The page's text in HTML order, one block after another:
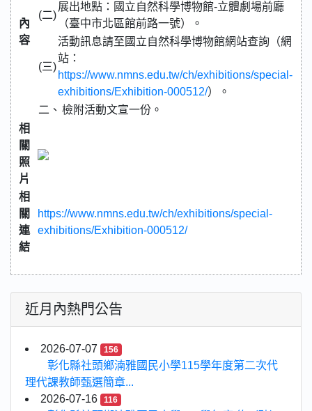
內
容
(二)
展出地點：國立自然科學博物館-立體劇場前廳
（臺中市北區館前路一號）。
(三)
活動訊息請至國立自然科學博物館網站查詢（網
站：
https://www.nmns.edu.tw/ch/exhibitions/special-
exhibitions/Exhibition-000512/）。
二、 檢附活動文宣一份。
相
關
照
片
相
關
連
結
https://www.nmns.edu.tw/ch/exhibitions/special-
exhibitions/Exhibition-000512/
近月內熱門公告
2026-07-07 156
彰化縣社頭鄉湳雅國民小學115學年度第二次代
理代課教師甄選簡章...
2026-07-16
116